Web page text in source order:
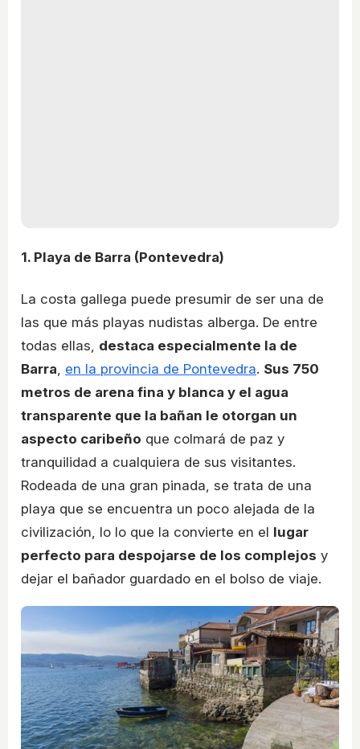
1. Playa de Barra (Pontevedra)
La costa gallega puede presumir de ser una de
las que más playas nudistas alberga. De entre
todas ellas, destaca especialmente la de
Barra en la provincia de Pontevedra. Sus 750
metros de arena fina y blanca y el agua
transparente que la bañan le otorgan un
aspecto caribeño que colmará de paz y
tranquilidad a cualquiera de sus visitantes.
Rodeada de una gran pinada, se trata de una
playa que se encuentra un poco alejada de la
civilización, lo lo que la convierte en el lugar
perfecto para despojarse de los complejos y
dejar el bañador guardado en el bolso de viaje.